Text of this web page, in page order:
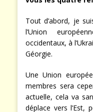
Tout d’abord, je
l’Union
occidentaux, à
Géorgie.
Une Union
membres sera
actuelle, cela va
déplace vers l’Est,